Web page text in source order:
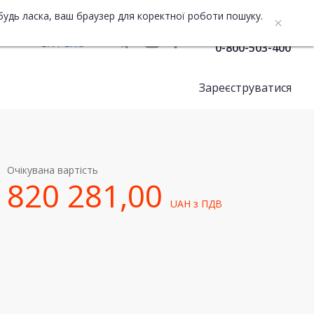
ласка, ваш браузер для коректної роботи пошуку.
UA ENG 0-800-503-400
Зареєструватися
Очікувана вартість
820 281,00UAHз ПДВ